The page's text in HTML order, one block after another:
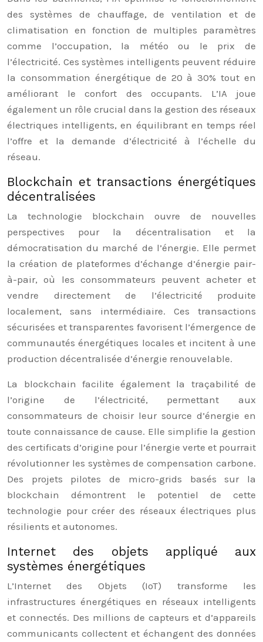
des systèmes de chauffage, de ventilation et de
climatisation en fonction de multiples paramètres
comme l’occupation, la météo ou le prix de
l’électricité. Ces systèmes intelligents peuvent réduire
la consommation énergétique de 20 à 30% tout en
améliorant le confort des occupants. L’IA joue
également un rôle crucial dans la gestion des réseaux
électriques intelligents, en équilibrant en temps réel
l’offre et la demande d’électricité à l’échelle du
réseau.
Blockchain et transactions énergétiques
décentralisées
La technologie blockchain ouvre de nouvelles
perspectives pour la décentralisation et la
démocratisation du marché de l’énergie. Elle permet
la création de plateformes d’échange d’énergie pair-
à-pair, où les consommateurs peuvent acheter et
vendre directement de l’électricité produite
localement, sans intermédiaire. Ces transactions
sécurisées et transparentes favorisent l’émergence de
communautés énergétiques locales et incitent à une
production décentralisée d’énergie renouvelable.
La blockchain facilite également la traçabilité de
l’origine de l’électricité, permettant aux
consommateurs de choisir leur source d’énergie en
toute connaissance de cause. Elle simplifie la gestion
des certificats d’origine pour l’énergie verte et pourrait
révolutionner les systèmes de compensation carbone.
Des projets pilotes de micro-grids basés sur la
blockchain démontrent le potentiel de cette
technologie pour créer des réseaux électriques plus
résilients et autonomes.
Internet des objets appliqué aux
systèmes énergétiques
L’Internet des Objets (IoT) transforme les
infrastructures énergétiques en réseaux intelligents
et connectés. Des millions de capteurs et d’appareils
communicants collectent et échangent des données